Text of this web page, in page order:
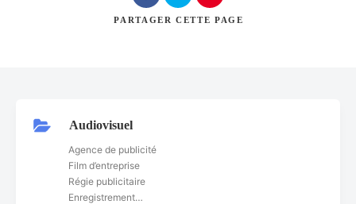
PARTAGER CETTE PAGE
Audiovisuel
Agence de publicité
Film d’entreprise
Régie publicitaire
Enregistrement…